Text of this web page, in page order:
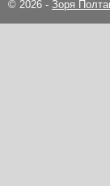
© 2026 - Зоря